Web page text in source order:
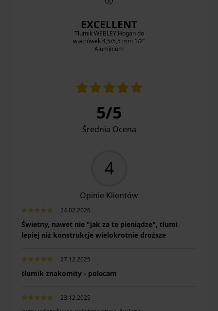
EXCELLENT
Tłumik WEBLEY Hogan do
wiatrówek 4,5/5,5 mm 1/2"
Aluminium
5/5
Średnia Ocena
4
Opinie Klientów
24.02.2026
Świetny, nawet nie "jak za te pieniądze", tłumi
lepiej niż konstrukcje wielokrotnie droższe
27.12.2025
tłumik znakomity - polecam
23.12.2025